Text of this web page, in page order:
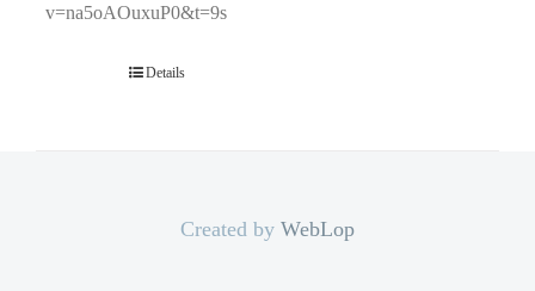
v=na5oAOuxuP0&t=9s
Details
Created by WebLop